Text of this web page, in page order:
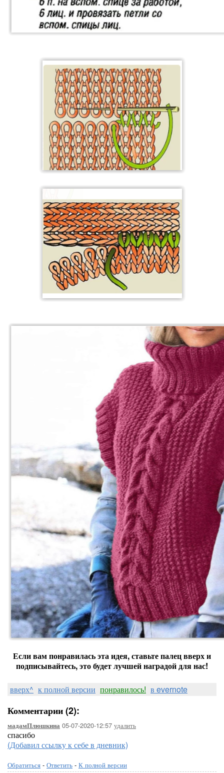
Если вам понравилась эта идея, ставьте палец вверх и
подписывайтесь, это будет лучшей наградой для нас!
вверх^ к полной версии понравилось! в evernote
Комментарии (2):
мадамПлюшкина 05-07-2020-12:57 удалить
спасибо
(Добавил ссылку к себе в дневник)
Обратиться - Ответить - К полной версии